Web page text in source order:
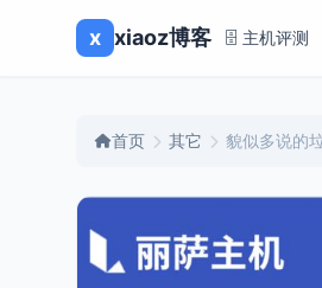
x xiaoz博客 🗄️ 主机评测
首页 其它 貌似多说的